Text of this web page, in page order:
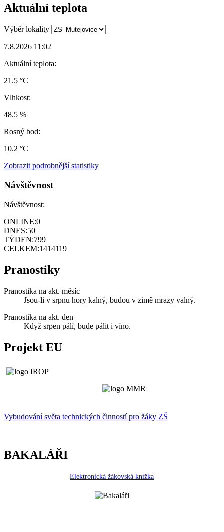
Aktuální teplota
Výběr lokality
7.8.2026 11:02
Aktuální teplota:
21.5 °C
Vlhkost:
48.5 %
Rosný bod:
10.2 °C
Zobrazit podrobnější statistiky
Návštěvnost
Návštěvnost:
ONLINE:0
DNES:50
TÝDEN:799
CELKEM:1414119
Pranostiky
Pranostika na akt. měsíc
Jsou-li v srpnu hory kalný, budou v zimě mrazy valný.
Pranostika na akt. den
Když srpen pálí, bude pálit i víno.
Projekt EU
Vybudování světa technických činností pro žáky ZŠ
BAKALÁŘI
Elektronická žákovská knížka